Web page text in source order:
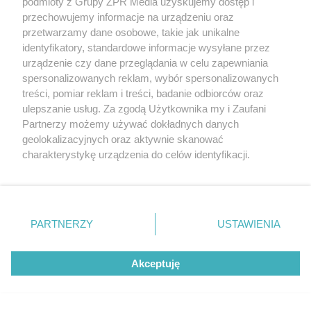
aucie
Oszustwo w powiecie trzebnickim.
przechowujemy informacje na urządzeniu oraz
przetwarzamy dane osobowe, takie jak unikalne
identyfikatory, standardowe informacje wysyłane przez
urządzenie czy dane przeglądania w celu zapewniania
spersonalizowanych reklam, wybór spersonalizowanych
treści, pomiar reklam i treści, badanie odbiorców oraz
ulepszanie usług. Za zgodą Użytkownika my i Zaufani
Partnerzy możemy używać dokładnych danych
geolokalizacyjnych oraz aktywnie skanować
charakterystykę urządzenia do celów identyfikacji.
zmienić/wycofać klikając przycisk ustawień prywatności
znajdujący się w lewym dolnym rogu strony
rodzaje przetwarzania danych nie wymagają zgody
użytkownika, ale masz prawo sprzeciwić się takiemu
przetwarzaniu. Preferencje będą miały zastosowanie tylko
PARTNERZY USTAWIENIA
Akceptuję